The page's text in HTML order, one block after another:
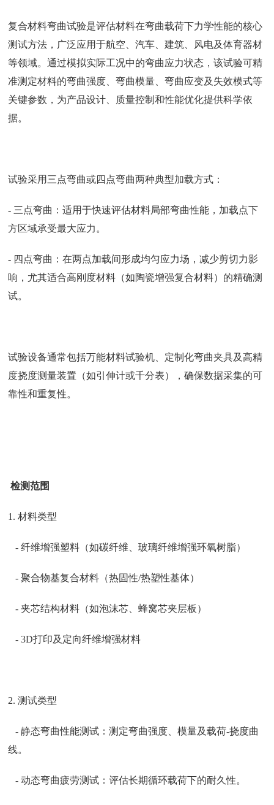
复合材料弯曲试验是评估材料在弯曲载荷下力学性能的核心
测试方法，广泛应用于航空、汽车、建筑、风电及体育器材
等领域。通过模拟实际工况中的弯曲应力状态，该试验可精
准测定材料的弯曲强度、弯曲模量、弯曲应变及失效模式等
关键参数，为产品设计、质量控制和性能优化提供科学依
据。
试验采用三点弯曲或四点弯曲两种典型加载方式：
- 三点弯曲：适用于快速评估材料局部弯曲性能，加载点下
方区域承受最大应力。
- 四点弯曲：在两点加载间形成均匀应力场，减少剪切力影
响，尤其适合高刚度材料（如陶瓷增强复合材料）的精确测
试。
试验设备通常包括万能材料试验机、定制化弯曲夹具及高精
度挠度测量装置（如引伸计或千分表），确保数据采集的可
靠性和重复性。
检测范围
1. 材料类型
- 纤维增强塑料（如碳纤维、玻璃纤维增强环氧树脂）
- 聚合物基复合材料（热固性/热塑性基体）
- 夹芯结构材料（如泡沫芯、蜂窝芯夹层板）
- 3D打印及定向纤维增强材料
2. 测试类型
- 静态弯曲性能测试：测定弯曲强度、模量及载荷-挠度曲
线。
- 动态弯曲疲劳测试：评估长期循环载荷下的耐久性。